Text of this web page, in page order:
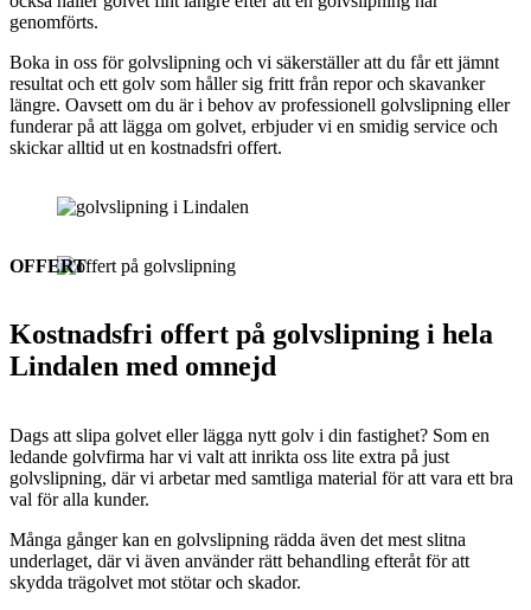
genomförts.
Boka in oss för golvslipning och vi säkerställer att du får ett jämnt
resultat och ett golv som håller sig fritt från repor och skavanker
längre. Oavsett om du är i behov av professionell golvslipning eller
funderar på att lägga om golvet, erbjuder vi en smidig service och
skickar alltid ut en kostnadsfri offert.
Kostnadsfri offert på golvslipning i hela
Lindalen med omnejd
Dags att slipa golvet eller lägga nytt golv i din fastighet? Som en
ledande golvfirma har vi valt att inrikta oss lite extra på just
golvslipning, där vi arbetar med samtliga material för att vara ett bra
val för alla kunder.
Många gånger kan en golvslipning rädda även det mest slitna
underlaget, där vi även använder rätt behandling efteråt för att
skydda trägolvet mot stötar och skador.
OFFERT